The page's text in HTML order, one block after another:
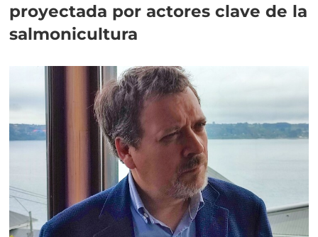
proyectada por actores clave de la
salmonicultura